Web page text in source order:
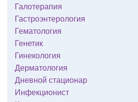
Галотерапия
Гастроэнтерология
Гематология
Генетик
Гинекология
Дерматология
Дневной стационар
Инфекционист